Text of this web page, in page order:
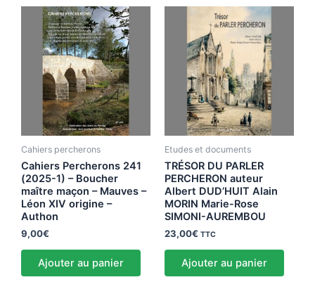
Cahiers percherons
Cahiers Percherons 241
(2025-1) – Boucher
maître maçon – Mauves –
Léon XIV origine –
Authon
9,00€
Ajouter au panier
Etudes et documents
TRÉSOR DU PARLER
PERCHERON auteur
Albert DUD’HUIT Alain
MORIN Marie-Rose
SIMONI-AUREMBOU
23,00€ TTC
Ajouter au panier